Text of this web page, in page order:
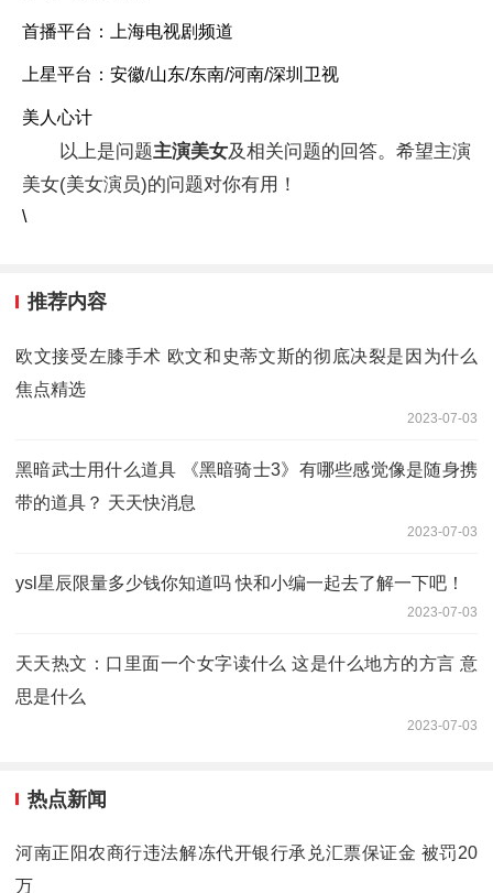
首播平台：上海电视剧频道
上星平台：安徽/山东/东南/河南/深圳卫视
美人心计
以上是问题主演美女及相关问题的回答。希望主演
美女(美女演员)的问题对你有用！
\
推荐内容
欧文接受左膝手术 欧文和史蒂文斯的彻底决裂是因为什么
焦点精选
2023-07-03
黑暗武士用什么道具 《黑暗骑士3》有哪些感觉像是随身携
带的道具？ 天天快消息
2023-07-03
ysl星辰限量多少钱你知道吗 快和小编一起去了解一下吧！
2023-07-03
天天热文：口里面一个女字读什么 这是什么地方的方言 意
思是什么
2023-07-03
热点新闻
河南正阳农商行违法解冻代开银行承兑汇票保证金 被罚20
万